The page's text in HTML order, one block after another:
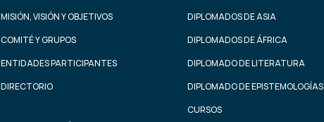
MISIÓN, VISIÓN Y OBJETIVOS
COMITÉ Y GRUPOS
ENTIDADES PARTICIPANTES
DIRECTORIO
DIPLOMADOS DE ASIA
DIPLOMADOS DE ÁFRICA
DIPLOMADO DE LITERATURA
DIPLOMADO DE EPISTEMOLOGÍAS
CURSOS